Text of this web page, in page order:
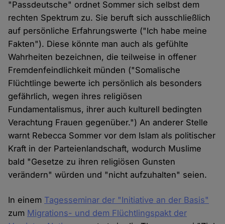
"Passdeutsche" ordnet Sommer sich selbst dem
rechten Spektrum zu. Sie beruft sich ausschließlich
auf persönliche Erfahrungswerte ("Ich habe meine
Fakten"). Diese könnte man auch als gefühlte
Wahrheiten bezeichnen, die teilweise in offener
Fremdenfeindlichkeit münden ("Somalische
Flüchtlinge bewerte ich persönlich als besonders
gefährlich, wegen ihres religiösen
Fundamentalismus, ihrer auch kulturell bedingten
Verachtung Frauen gegenüber.") An anderer Stelle
warnt Rebecca Sommer vor dem Islam als politischer
Kraft in der Parteienlandschaft, wodurch Muslime
bald "Gesetze zu ihren religiösen Gunsten
verändern" würden und "nicht aufzuhalten" seien.
In einem Tagesseminar der "Initiative an der Basis"
zum Migrations- und dem Flüchtlingspakt der